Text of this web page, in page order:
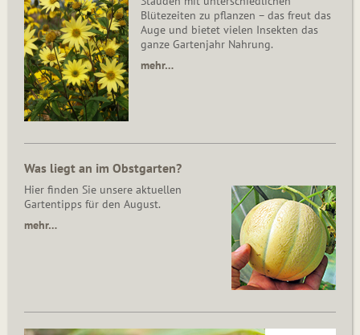
Blütezeiten zu pflanzen – das freut das
Auge und bietet vielen Insekten das
ganze Gartenjahr Nahrung.
mehr…
Was liegt an im Obstgarten?
Hier finden Sie unsere aktuellen
Gartentipps für den August.
mehr…